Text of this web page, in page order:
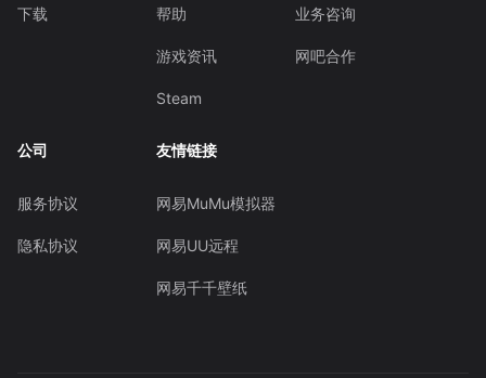
下载 帮助
游戏资讯
Steam
业务咨询
网吧合作
公司
服务协议
隐私协议
友情链接
网易MuMu模拟器
网易UU远程
网易千千壁纸